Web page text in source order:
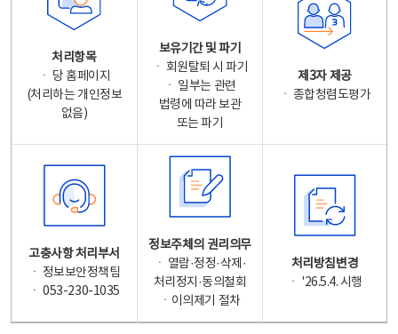
처리항목
ㆍ 당 홈페이지
(처리하는 개인정보
없음)
보유기간 및 파기
ㆍ 회원탈퇴 시 파기
ㆍ 일부는 관련
법령에 따라 보관
또는 파기
제3자 제공
ㆍ 종합청렴도평가
고충사항 처리부서
ㆍ 정보보안정책팀
ㆍ 053-230-1035
정보주체의 권리의무
ㆍ 열람·정정·삭제·
처리정지·동의철회
ㆍ이의제기 절차
처리방침변경
ㆍ '26.5.4. 시행